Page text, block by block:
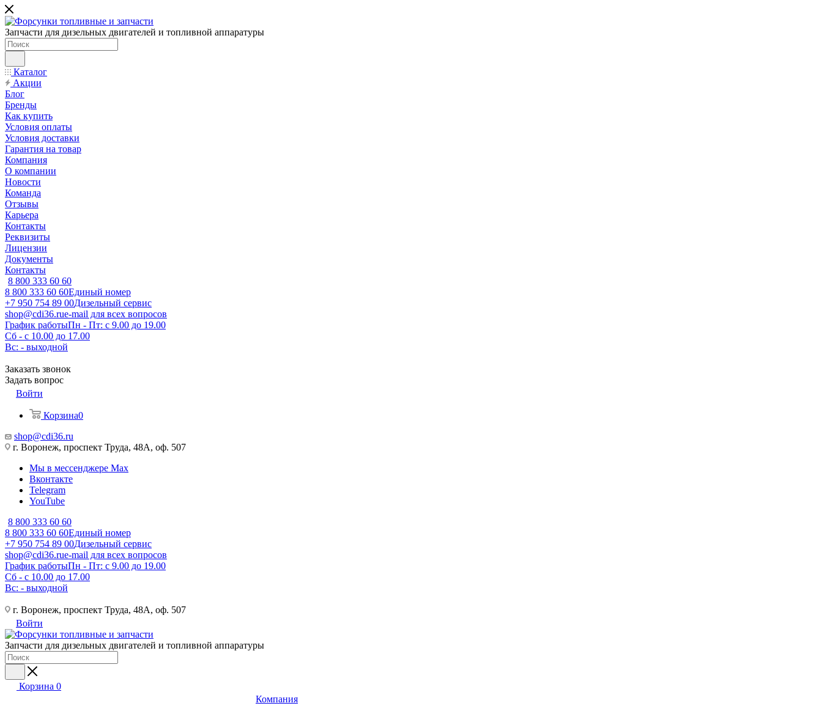
Запчасти для дизельных двигателей и топливной аппаратуры
Каталог
Акции
Блог
Бренды
Как купить
Условия оплаты
Условия доставки
Гарантия на товар
Компания
О компании
Новости
Команда
Отзывы
Карьера
Контакты
Реквизиты
Лицензии
Документы
Контакты
8 800 333 60 60
8 800 333 60 60Единый номер
+7 950 754 89 00Дизельный сервис
shop@cdi36.rue-mail для всех вопросов
График работыПн - Пт: с 9.00 до 19.00
Сб - с 10.00 до 17.00
Вс: - выходной
Заказать звонок
Задать вопрос
Войти
Корзина0
shop@cdi36.ru
г. Воронеж, проспект Труда, 48А, оф. 507
Мы в мессенджере Max
Вконтакте
Telegram
YouTube
8 800 333 60 60
8 800 333 60 60Единый номер
+7 950 754 89 00Дизельный сервис
shop@cdi36.rue-mail для всех вопросов
График работыПн - Пт: с 9.00 до 19.00
Сб - с 10.00 до 17.00
Вс: - выходной
г. Воронеж, проспект Труда, 48А, оф. 507
Войти
Запчасти для дизельных двигателей и топливной аппаратуры
Корзина 0
Компания